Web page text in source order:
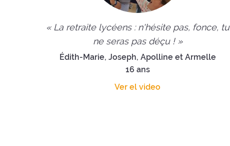
« La retraite lycéens : n'hésite pas, fonce, tu
ne seras pas déçu ! »
Édith-Marie, Joseph, Apolline et Armelle
16 ans
Ver el video